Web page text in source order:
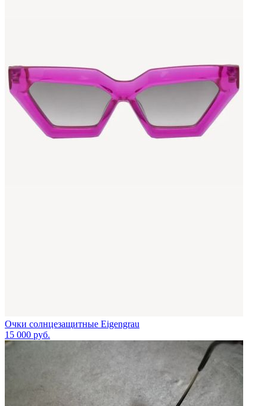
Очки солнцезащитные Eigengrau
15 000 руб.